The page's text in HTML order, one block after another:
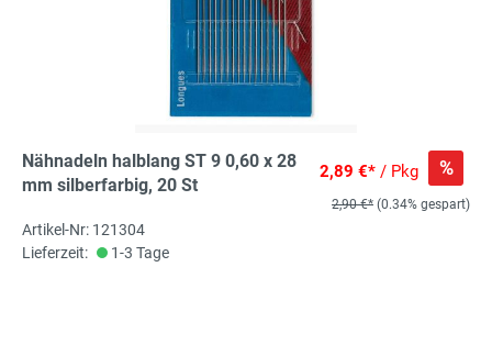
Nähnadeln halblang ST 9 0,60 x 28
mm silberfarbig, 20 St
2,89 €* / Pkg %
2,90 €* (0.34% gespart)
Artikel-Nr: 121304
Lieferzeit:
1-3 Tage